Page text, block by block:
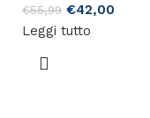
€55,99 €42,00
Leggi tutto